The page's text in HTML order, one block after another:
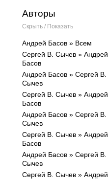
Авторы
Скрыть / Показать
Андрей Басов » Всем
Сергей В. Сычев » Андрей
Басов
Андрей Басов » Сергей В.
Сычев
Сергей В. Сычев » Андрей
Басов
Андрей Басов » Сергей В.
Cычев
Сергей В. Сычев » Андрей
Басов
Андрей Басов » Сергей В.
Сычев
Сергей В. Сычев » Андрей